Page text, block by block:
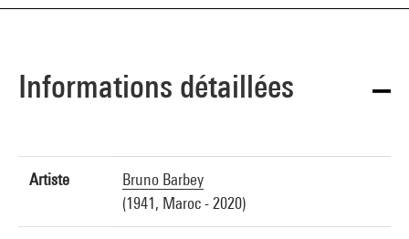
Informations détaillées
Artiste
Bruno Barbey
(1941, Maroc - 2020)